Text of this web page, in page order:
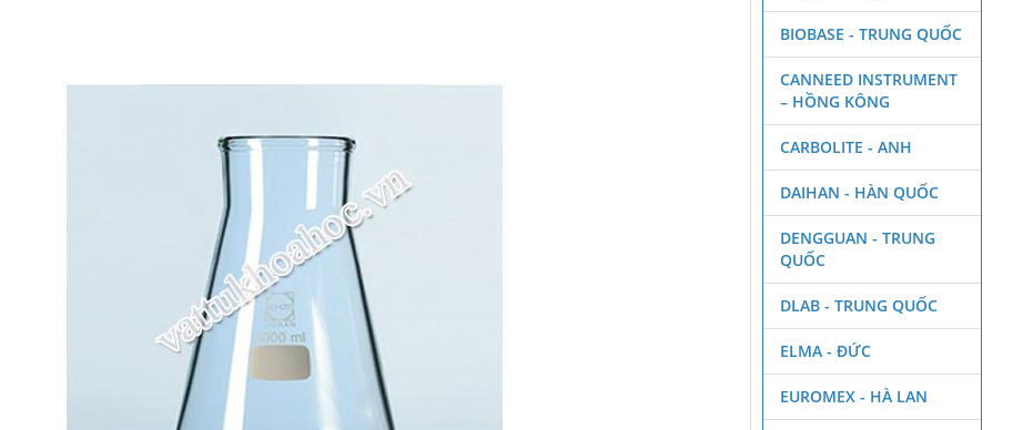
BIOBASE - TRUNG QUỐC
CANNEED INSTRUMENT
– HỒNG KÔNG
CARBOLITE - ANH
DAIHAN - HÀN QUỐC
DENGGUAN - TRUNG
QUỐC
DLAB - TRUNG QUỐC
ELMA - ĐỨC
EUROMEX - HÀ LAN